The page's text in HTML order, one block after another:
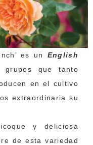
es un English
grupos que tanto
en el cultivo
extraordinaria su
y deliciosa
de esta variedad